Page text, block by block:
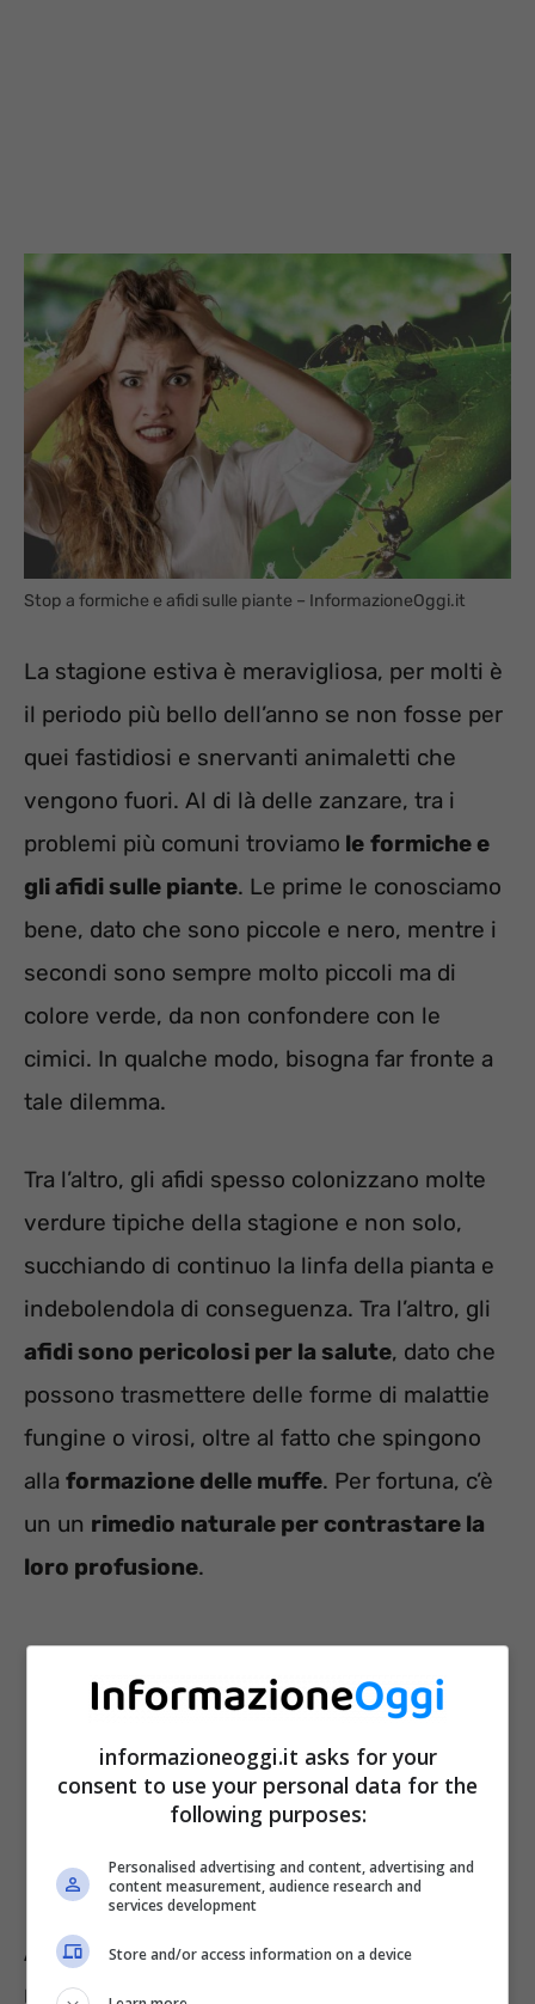
Stop a formiche e afidi sulle piante – InformazioneOggi.it
La stagione estiva è meravigliosa, per molti è
il periodo più bello dell’anno se non fosse per
quei fastidiosi e snervanti animaletti che
vengono fuori. Al di là delle zanzare, tra i
problemi più comuni troviamo le formiche e
gli afidi sulle piante. Le prime le conosciamo
bene, dato che sono piccole e nero, mentre i
secondi sono sempre molto piccoli ma di
colore verde, da non confondere con le
cimici. In qualche modo, bisogna far fronte a
tale dilemma.
Tra l’altro, gli afidi spesso colonizzano molte
verdure tipiche della stagione e non solo,
succhiando di continuo la linfa della pianta e
indebolendola di conseguenza. Tra l’altro, gli
afidi sono pericolosi per la salute, dato che
possono trasmettere delle forme di malattie
fungine o virosi, oltre al fatto che spingono
alla formazione delle muffe. Per fortuna, c’è
un un rimedio naturale per contrastare la
loro profusione.
Afidi e formiche sulle piante: ecco il
rimedio naturale perfetto
informazioneoggi.it asks for your
consent to use your personal data for the
following purposes:
Personalised advertising and content, advertising and
content measurement, audience research and
services development
Store and/or access information on a device